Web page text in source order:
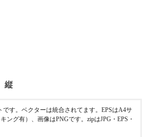
縦
す。ベクターは統合されてます。EPSはA4サ
ング有）、画像はPNGです。zipはJPG・EPS・